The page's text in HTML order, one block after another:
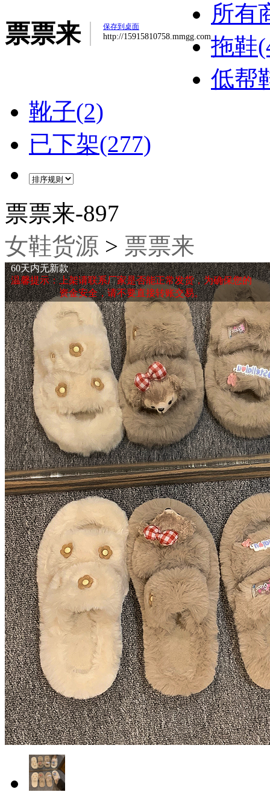
票票来 保存到桌面
http://15915810758.mmgg.com
所有
拖鞋
低帮
靴子(2)
已下架(277)
票票来-897
女鞋货源 > 票票来
60天内无新款
温馨提示：上架请联系厂家是否能正常发货，为确保您的
资金安全，请不要直接转账交易。